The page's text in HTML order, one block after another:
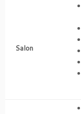
Salon